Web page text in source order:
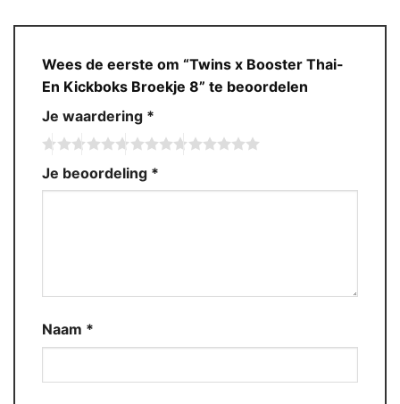
Wees de eerste om “Twins x Booster Thai-
En Kickboks Broekje 8” te beoordelen
Je waardering *
Je beoordeling *
Naam *